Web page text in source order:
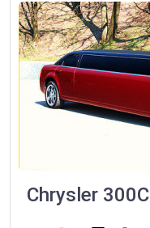
Chrysler 300C